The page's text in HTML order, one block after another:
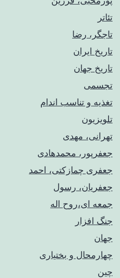
تئاتر
تاجگر، رضا
تاریخ ایران
تاریخ جهان
تجسمی
تغذیه و تناسب اندام
تلویزیون
تهرانی، مهدی
جعفرپور، محمدهادی
جعفری چمازکتی، احمد
جعفریان، رسول
جمعه ای،روح اله
جنگ افزار
جهان
چهارمحال و بختیاری
چین